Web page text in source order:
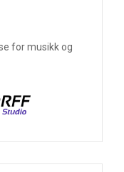
for musikk og